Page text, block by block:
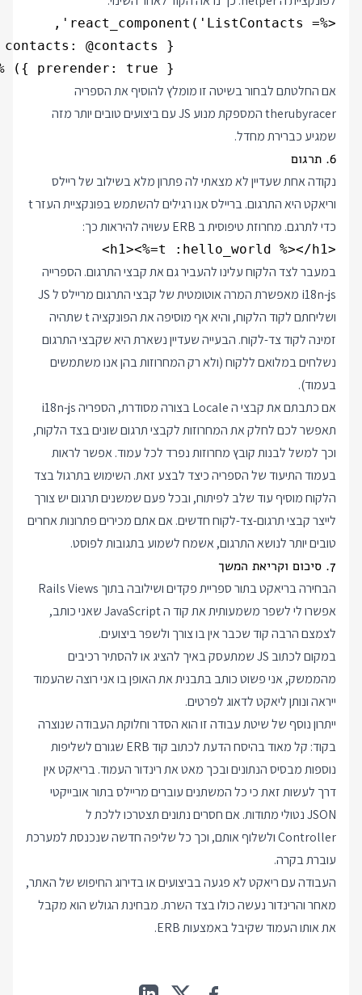
                    { prerender: true }) %>
אם החלטתם לבחור בשיטה זו מומלץ להוסיף את הספריה
therubyracer המספקת מנוע JS עם ביצועים טובים יותר מזה
שמגיע כברירת מחדל.
6. תרגום
נקודה אחת שעדיין לא מצאתי לה פתרון מלא בשילוב של ריילס
וריאקט היא התרגום. בריילס אנו רגילים להשתמש בפונקציית העזר t
כדי לתרגם. מחרוזת טיפוסית ב ERB עשויה להיראות כך:
<h1><%=t :hello_world %></h1>
במעבר לצד הלקוח עלינו להעביר גם את קבצי התרגום. הספרייה
i18n-js
מאפשרת המרה אוטומטית של קבצי התרגום מריילס ל JS
ושליחתם לקוד הלקוח, והיא אף מוסיפה את הפונקציה t שתהיה
זמינה לקוד צד-לקוח. הבעייה שעדיין נשארת היא שקבצי התרגום
נשלחים במלואם ללקוח (ולא רק המחרוזות בהן אנו משתמשים
בעמוד).
אם כתבתם את קבצי ה Locale בצורה מסודרת, הספריה i18n-js
תאפשר לכם לחלק את המחרוזות לקבצי תרגום שונים בצד הלקוח,
וכך למשל לבנות קובץ מחרוזות נפרד לכל עמוד. אפשר לראות
בעמוד התיעוד של הספריה כיצד לבצע זאת. השימוש בתרגול בצד
הלקוח מוסיף עוד שלב לפיתוח, ובכל פעם שמשנים תרגום יש צורך
לייצר קבצי תרגום-צד-לקוח חדשים. אם אתם מכירים פתרונות אחרים
טובים יותר לנושא התרגום, אשמח לשמוע בתגובות לפוסט.
7. סיכום וקריאת המשך
הבחירה בריאקט בתור ספריית פקדים ושילובה בתוך Rails Views
אפשרו לי לשפר משמעותית את קוד ה JavaScript שאני כותב,
לצמצם הרבה קוד שכבר אין בו צורך ולשפר ביצועים.
במקום לכתוב JS שמתעסק באיך להציג או להסתיר רכיבים
מהממשק, אני פשוט כותב בתבנית את האופן בו אני רוצה שהעמוד
ייראה ונותן ליאקט לדאוג לפרטים.
ייתרון נוסף של שיטת עבודה זו הוא הסדר וחלוקת העבודה שנוצרה
בקוד: קל מאוד בהיסח הדעת לכתוב קוד ERB שגורם לשליפות
נוספות מבסיס הנתונים ובכך מאט את רינדור העמוד. בריאקט אין
דרך לעשות זאת כי כל המשתנים עוברים מריילס בתור אובייקטי
JSON נטולי מתודות. אם חסרים נתונים תצטרכו ללכת ל
Controller ולשלוף אותם, וכך כל שליפה חדשה שנכנסת למערכת
עוברת בקרה.
העבודה עם ריאקט לא פגעה בביצועים או בדירוג החיפוש של האתר,
מאחר והרינדור נעשה כולו בצד השרת. מבחינת הגולש הוא מקבל
את אותו העמוד שקיבל באמצעות ERB.